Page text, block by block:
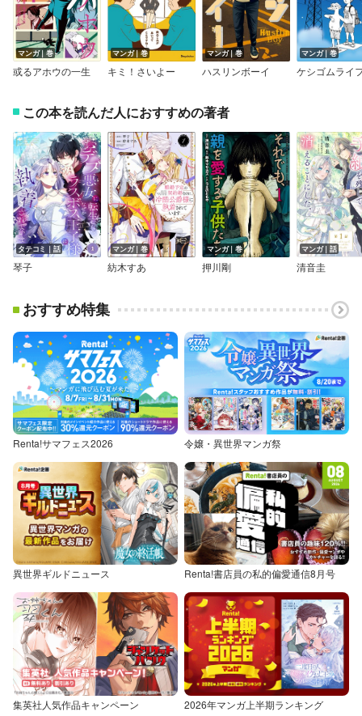
マンガ｜巻
或るアホウの一生
マンガ｜巻
キミ！さいよー
マンガ｜巻
ハスリンボーイ
マンガ｜巻
ケシゴムライ
この本を読んだ人におすすめの著者
タテコミ｜話
琴子
マンガ｜巻
紡木すあ
マンガ｜巻
押川剛
マンガ｜話
清音圭
おすすめ特集
Renta!サマフェス2026 令嬢・異世界マンガ祭
異世界ギルドニュース Renta!書店員の私的偏愛通信8月号
集英社人気作品キャンペーン 2026年マンガ上半期ランキング